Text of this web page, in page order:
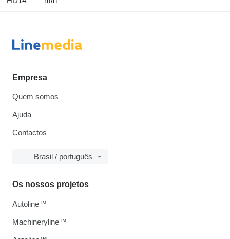
Empresa
Quem somos
Ajuda
Contactos
Brasil / português
Os nossos projetos
Autoline™
Machineryline™